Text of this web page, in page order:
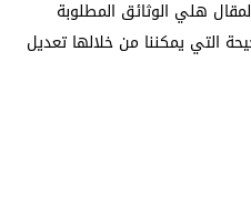
هلي الوثائق المطلوبة
التي يمكننا من خلالها تعديل